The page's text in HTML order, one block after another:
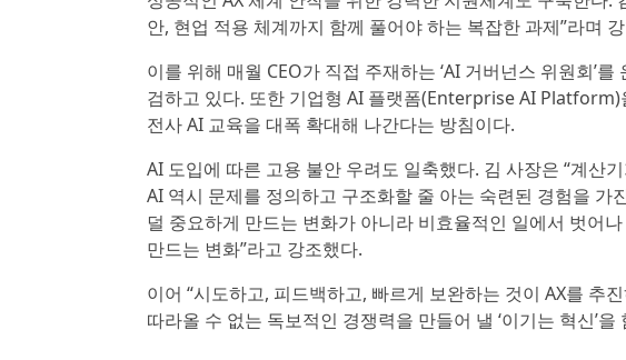
안, 현업 적용 체계까지 함께 풀어야 하는 복잡한 과제”라며
이를 위해 매월 CEO가 직접 주재하는 ‘AI 거버넌스 위원회’
검하고 있다. 또한 기업형 AI 플랫폼(Enterprise AI
전사 AI 교육을 대폭 확대해 나간다는 방침이다.
AI 도입에 따른 고용 불안 우려도 일축했다. 김 사장은 “계산
AI 역시 문제를 정의하고 구조화할 줄 아는 숙련된 경험을 가
덜 중요하게 만드는 변화가 아니라 비효율적인 일에서 벗어
만드는 변화”라고 강조했다.
이어 “시도하고, 피드백하고, 빠르게 보완하는 것이 AX를 추
따라올 수 없는 독보적인 경쟁력을 만들어 낼 ‘이기는 혁신’